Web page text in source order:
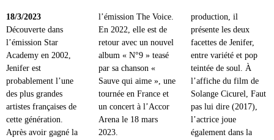
18/3/2023
Découverte dans
l’émission Star
Academy en 2002,
Jenifer est
probablement l’une
des plus grandes
artistes françaises de
cette génération.
Après avoir gagné la
l’émission The Voice.
En 2022, elle est de
retour avec un nouvel
album « N°9 » teasé
par sa chanson «
Sauve qui aime », une
tournée en France et
un concert à l’Accor
Arena le 18 mars
2023.
production, il
présente les deux
facettes de Jenifer,
entre variété et pop
teintée de soul. À
l’affiche du film de
Solange Cicurel, Faut
pas lui dire (2017),
l’actrice joue
également dans la